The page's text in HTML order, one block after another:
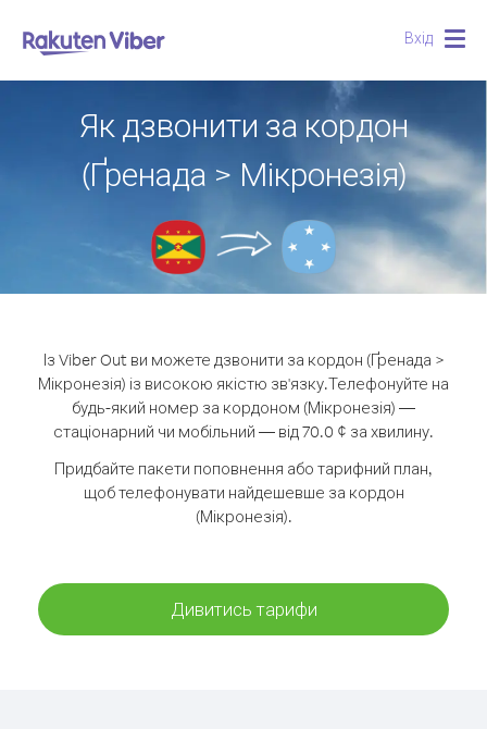
Вхід
Як дзвонити за кордон
(Ґренада > Мікронезія)
Із Viber Out ви можете дзвонити за кордон (Ґренада >
Мікронезія) із високою якістю зв'язку.Телефонуйте на
будь-який номер за кордоном (Мікронезія) —
стаціонарний чи мобільний — від 70.0 ¢ за хвилину.
Придбайте пакети поповнення або тарифний план,
щоб телефонувати найдешевше за кордон
(Мікронезія).
Дивитись тарифи